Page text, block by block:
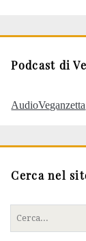
Podcast di
AudioVeganzetta
Cerca nel
Cerca
per: